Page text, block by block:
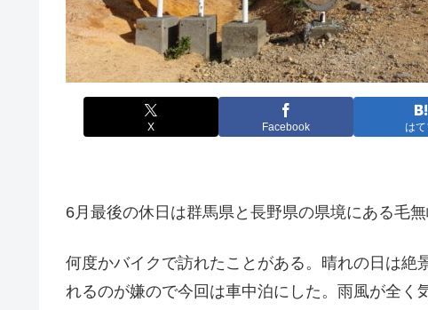
X Facebook は
6月最後の休日は群馬県と長野県の県境にある毛
何度かバイクで訪れたことがある。晴れの日は絶
れるのが嫌ので今回は車中泊にした。雨風が全く